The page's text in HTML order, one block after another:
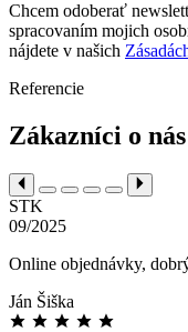
Chcem odoberať
spracovaním mojich
nájdete v našich
Referencie
Zákazníci o
STK
09/2025
Online objednávky,
Ján Šiška